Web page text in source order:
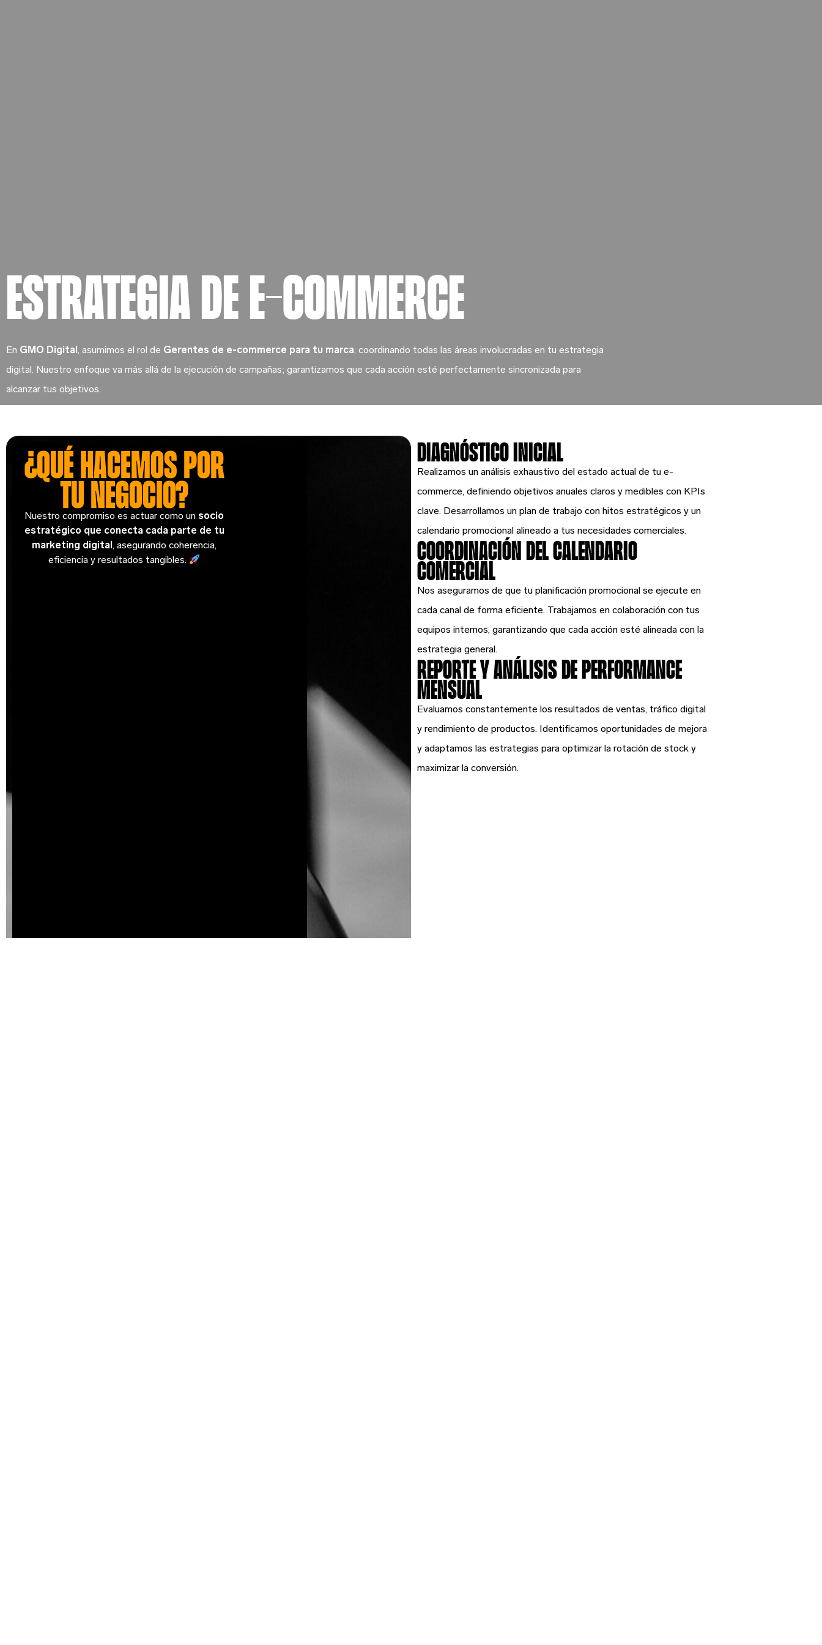
estrategia de e-commerce
En GMO Digital, asumimos el rol de Gerentes de e-commerce para tu marca, coordinando todas las áreas involucradas en tu estrategia
digital. Nuestro enfoque va más allá de la ejecución de campañas; garantizamos que cada acción esté perfectamente sincronizada para
alcanzar tus objetivos.
¿Qué hacemos por
tu negocio?
Nuestro compromiso es actuar como unsocio
estratégico que conecta cada parte de tu
marketing digital, asegurando coherencia,
eficiencia y resultados tangibles.
DIAGNÓSTICO INICIAL
Realizamos un análisis exhaustivo del estado actual de tu e-
commerce, definiendo objetivos anuales claros y medibles con KPIs
clave. Desarrollamos un plan de trabajo con hitos estratégicos y un
calendario promocional alineado a tus necesidades comerciales.
Coordinación del calendario
comercial
Nos aseguramos de que tu planificación promocional se ejecute en
cada canal de forma eficiente. Trabajamos en colaboración con tus
equipos internos, garantizando que cada acción esté alineada con la
estrategia general.
Reporte y análisis de performance
mensual
Evaluamos constantemente los resultados de ventas, tráfico digital
y rendimiento de productos. Identificamos oportunidades de mejora
y adaptamos las estrategias para optimizar la rotación de stock y
maximizar la conversión.